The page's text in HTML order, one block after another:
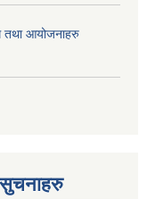
तथा आयोजनाहरु
सुचनाहरु